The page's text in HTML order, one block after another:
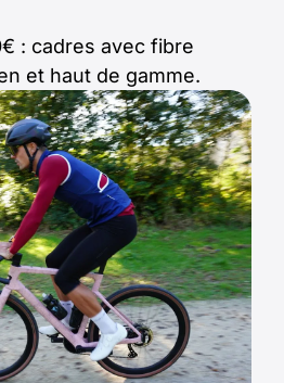
: cadres avec fibre
et haut de gamme.